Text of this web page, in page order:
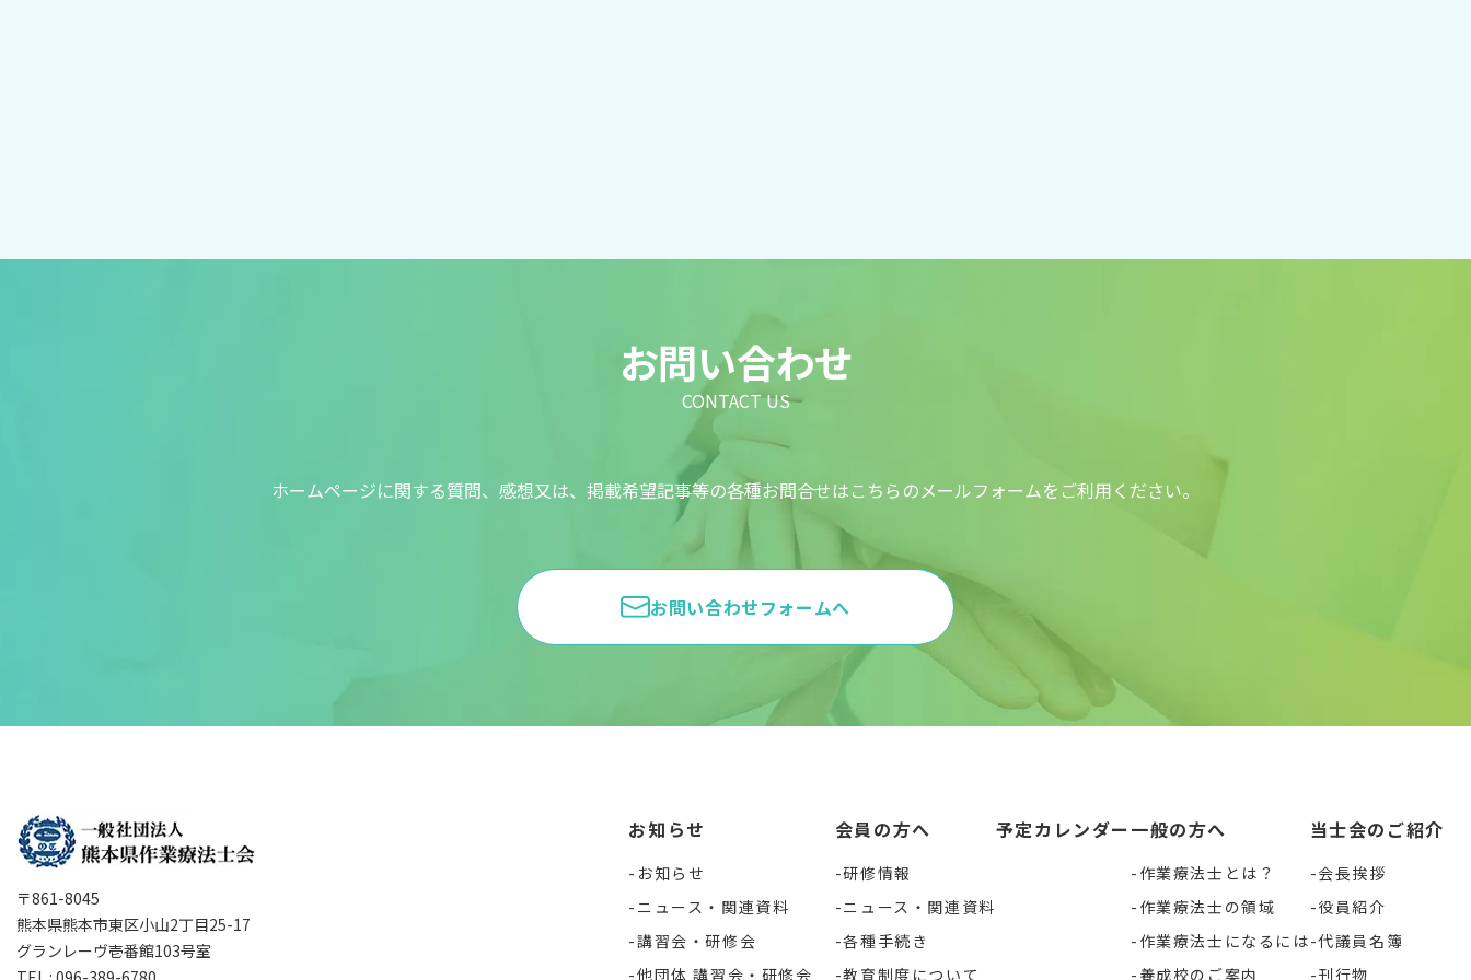
お問い合わせ
CONTACT US
ホームページに関する質問、感想又は、掲載希望記事等の各種お問合せはこちらのメールフォームをご利用ください。
お問い合わせフォームへ
〒861-8045
熊本県熊本市東区小山2丁目25-17
グランレーヴ壱番館103号室
お知らせ
お知らせ
ニュース・関連資料
講習会・研修会
他団体 講習会・研修会
会員の方へ
研修情報
ニュース・関連資料
各種手続き
教育制度について
予定カレンダー 一般の方へ
作業療法士とは？
作業療法士の領域
作業療法士になるには
養成校のご案内
当士会のご紹介
会長挨拶
役員紹介
代議員名簿
刊行物